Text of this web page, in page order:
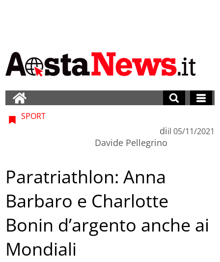
SPORT
di
Davide Pellegrino
il 05/11/2021
Paratriathlon: Anna
Barbaro e Charlotte
Bonin d’argento anche ai
Mondiali